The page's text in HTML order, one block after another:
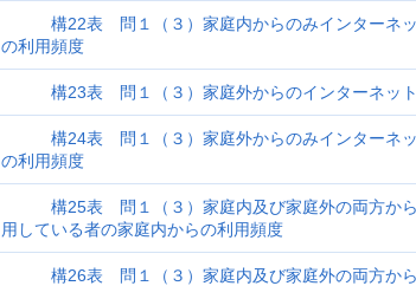
構22表 問１（３）家庭内からのみインターネッ
の利用頻度
構23表 問１（３）家庭外からのインターネッ
構24表 問１（３）家庭外からのみインターネッ
の利用頻度
構25表 問１（３）家庭内及び家庭外の両方から
用している者の家庭内からの利用頻度
構26表 問１（３）家庭内及び家庭外の両方から